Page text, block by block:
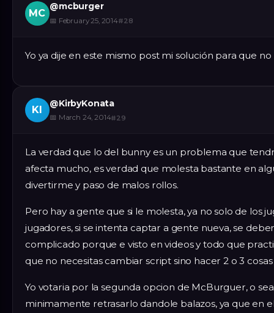
MC
@mcburger
📅 February 25, 2014#28
Yo ya dije en este mismo post mi solución para que no
KI
@KirbyKonata
📅 March 24, 2014#29
La verdad que lo del bunny es un problema que
afecta mucho, es verdad que molesta bastante en
divertirme y paso de malos rollos.
Pero hay a gente que si le molesta, ya no solo de los
jugadores, si se intenta captar a gente nueva, se
complicado porque e visto en videos y todo que
que no necesitas cambiar script sino hacer 2 o 3
Yo votaria por la segunda opcion de McBurguer, o
minimamente retrasarlo dandole balazos, ya que en